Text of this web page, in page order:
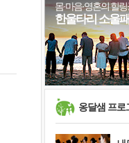
슬럼프
보고 싶은 어
못된 꼰대들
희망이란
'모른다'는 것
#희망
#경험
#나
#극복
#위기
#친
#비전캠프
#다짐
#아이들
#삶
#독
#사람
몸·마음·영혼의 힐
한울타리 소울
옹달샘 프로